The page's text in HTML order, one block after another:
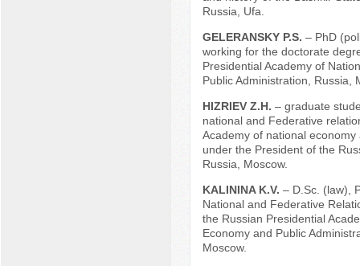
Russia, Ufa.
GELERANSKY P.S. – PhD
working for the doctorate
Presidential Academy of
Public Administration, Russia,
HIZRIEV Z.H. – graduate
national and Federative
Academy of national economy
under the President of the
Russia, Moscow.
KALININA K.V. – D.Sc. (law),
National and Federative
the Russian Presidential
Economy and Public
Moscow.